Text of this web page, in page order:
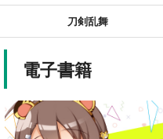
重要 「とらのあな×駿河屋日本橋乙女同人誌館」通販店
【2025/12/1より】「通販ポイント⇒とらコ
重要 ポイント付与・管理体制改定
刀剣乱舞
電子書籍